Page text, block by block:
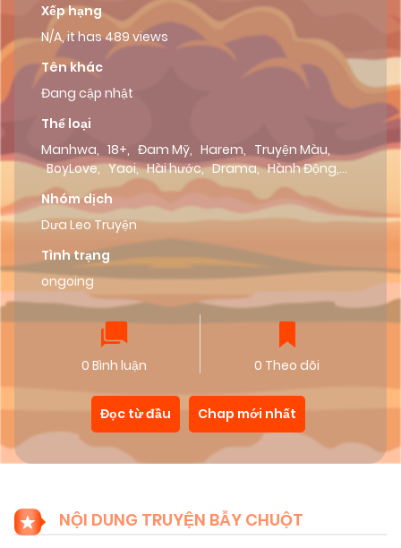
Xếp hạng
N/A, it has 489 views
Tên khác
Đang cập nhật
Thể loại
Manhwa, 18+, Đam Mỹ, Harem, Truyện Màu,
BoyLove, Yaoi, Hài hước, Drama, Hành Động,
Hentai
, Lãng Mạn, Tình Cảm, ABO
Nhóm dịch
Dưa Leo Truyện
Tình trạng
ongoing
0 Bình luận 0 Theo dõi
Đọc từ đầu Chap mới nhất
NỘI DUNG TRUYỆN BẪY CHUỘT